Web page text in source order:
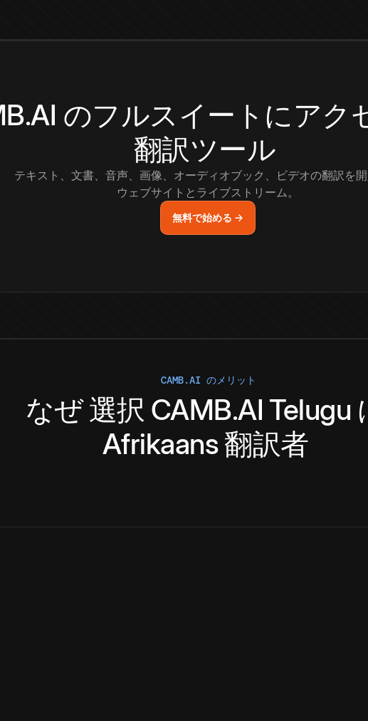
のフルスイートにアク
翻訳ツール
テキスト、文書、音声、画像、オーディオブック、ビデオの翻訳を
ウェブサイトとライブストリーム。
無料で始める →
CAMB.AI のメリット
なぜ選択 CAMB.AI Telugu
Afrikaans翻訳者